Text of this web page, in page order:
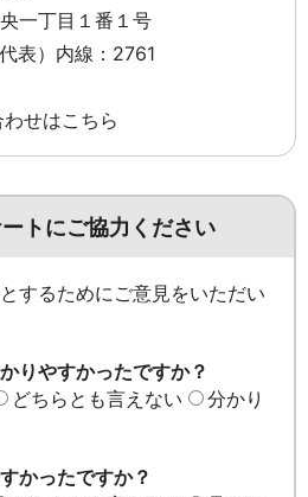
一丁目１番１号
表）内線：2761
せはこちら
トにご協力ください
するためにご意見をいただい
りやすかったですか？
どちらとも言えない
分かり
かったですか？